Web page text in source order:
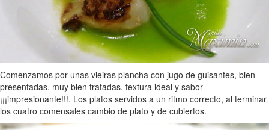
Comenzamos por unas vieiras plancha con jugo de guisantes, bien
presentadas, muy bien tratadas, textura ideal y sabor
¡¡¡impresionante!!!. Los platos servidos a un ritmo correcto, al terminar
los cuatro comensales cambio de plato y de cubiertos.